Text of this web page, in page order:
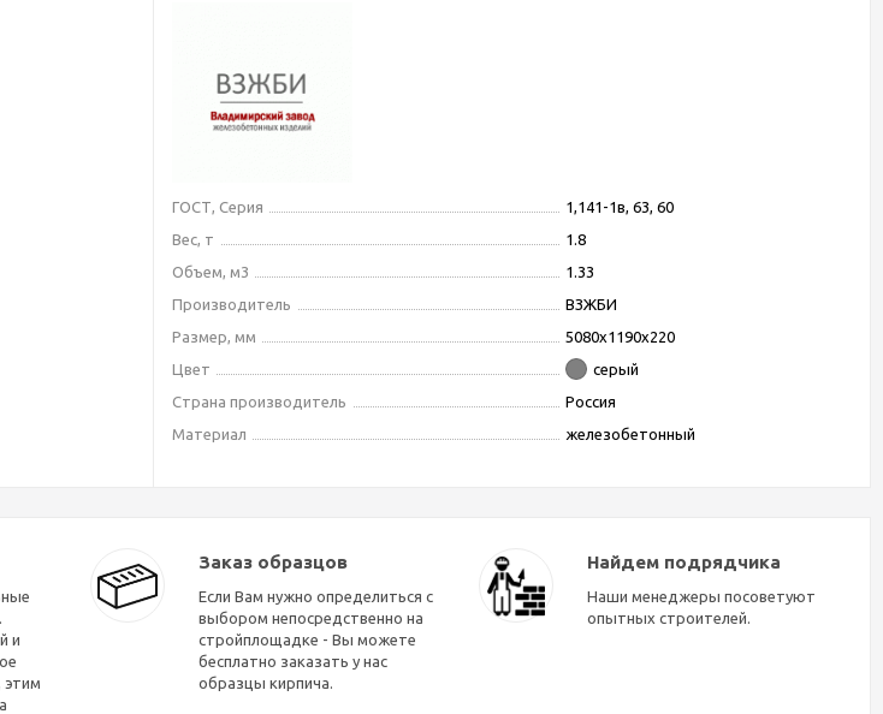
ГОСТ, Серия
1,141-1в, 63, 60
Вес, т
1.8
Объем, м3
1.33
Производитель
ВЗЖБИ
Размер, мм
5080x1190x220
Цвет
серый
Страна производитель
Россия
Материал
железобетонный
и
этим
Заказ образцов
Если Вам нужно определиться с
выбором непосредственно на
стройплощадке - Вы можете
бесплатно заказать у нас
образцы кирпича.
Найдем подрядчика
Наши менеджеры посоветуют
опытных строителей.